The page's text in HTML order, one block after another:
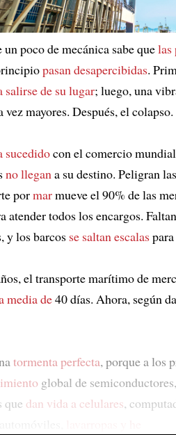
un poco de mecánica sabe quelas
pasan desapercibidas.
salirse de su lugar; luego, una
vez mayores. Después, el colapso.
sucedidocon el comercio
no llegan a su destino. Peligran
pormarmueve el 90% de las
atender todos los encargos.
y los barcos se saltan escalas
el transporte marítimo de
media de40 días. Ahora, según
tormenta perfecta, porque a los
global de
que dan vida a celulares,